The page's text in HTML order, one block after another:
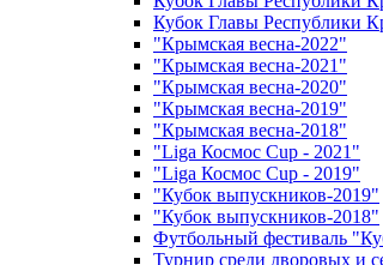
Кубок Главы Республики
"Крымская весна-2022"
"Крымская весна-2021"
"Крымская весна-2020"
"Крымская весна-2019"
"Крымская весна-2018"
"Liga Космос Cup - 2021"
"Liga Космос Cup - 2019"
"Кубок выпускников-2019"
"Кубок выпускников-2018"
Футбольный фестиваль
Турнир среди дворовых и